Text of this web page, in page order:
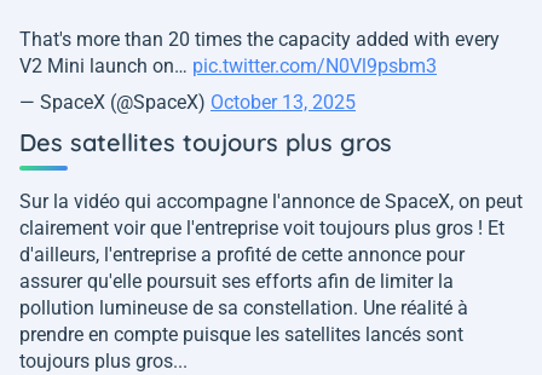
That's more than 20 times the capacity added with every
V2 Mini launch on… pic.twitter.com/N0Vl9psbm3
— SpaceX (@SpaceX) October 13, 2025
Des satellites toujours plus gros
Sur la vidéo qui accompagne l'annonce de SpaceX, on peut
clairement voir que l'entreprise voit toujours plus gros ! Et
d'ailleurs, l'entreprise a profité de cette annonce pour
assurer qu'elle poursuit ses efforts afin de limiter la
pollution lumineuse de sa constellation. Une réalité à
prendre en compte puisque les satellites lancés sont
toujours plus gros...